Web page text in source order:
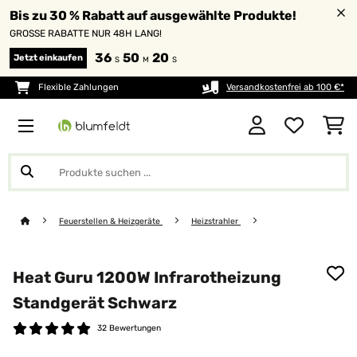
Bis zu 30 % Rabatt auf ausgewählte Produkte!
GROSSE RABATTE NUR 48H LANG!
Jetzt einkaufen 36 S 50 M 18 S
Flexible Zahlungen Versandkostenfrei ab 100 €*
Feuerstellen & Heizgeräte Heizstrahler
Heat Guru 1200W Infrarotheizung
Standgerät​ Schwarz
32 Bewertungen